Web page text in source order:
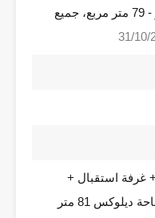
استقبال + إنترنت مجاني + إفطار - 79 متر مربع، جميع
غرفة استقبال +
صالة إنترنت مجانية + إفطار - مساحة ديلوكس 81 متر